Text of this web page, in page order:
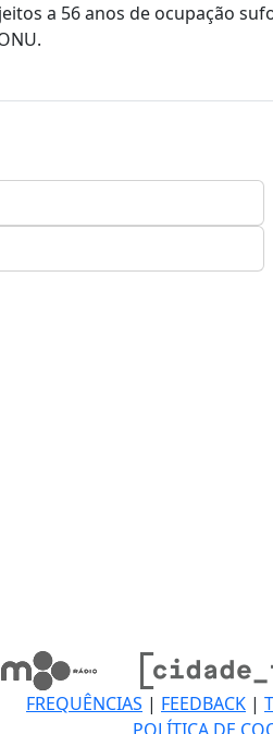
a 56 anos de ocupação
FREQUÊNCIAS | FEEDBACK |